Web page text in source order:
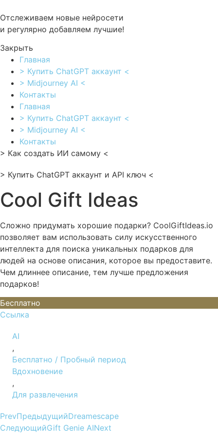
к
содержимому
Отслеживаем новые нейросети
и регулярно добавляем лучшие!
Закрыть
Главная
> Купить ChatGPT аккаунт <
> Midjourney AI <
Контакты
Главная
> Купить ChatGPT аккаунт <
> Midjourney AI <
Контакты
> Как создать ИИ самому <
> Купить ChatGPT аккаунт и API ключ <
Cool Gift Ideas
Сложно придумать хорошие подарки? CoolGiftIdeas.io
позволяет вам использовать силу искусственного
интеллекта для поиска уникальных подарков для
людей на основе описания, которое вы предоставите.
Чем длиннее описание, тем лучше предложения
подарков!
Бесплатно
Ссылка
AI
,
Бесплатно / Пробный период
Вдохновение
,
Для развлечения
PrevПредыдущийDreamescape
СледующийGift Genie AINext